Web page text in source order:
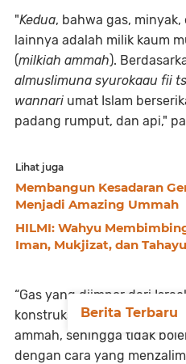
"Kedua, bahwa gas,
lainnya adalah milik kaum
(milkiah ammah).
almuslimuna syurokaau fii
wannari umat Islam
padang rumput, dan api,"
Lihat juga
Membangun Kesadaran
Menjadi Amazing Ummah
HILMI: Wahyu
Iman, Mukjizat, dan
“Gas yang diimpor dari
konstruksi yang diekspor
ammah, sehingga tidak
dengan cara yang
Berita Terbaru